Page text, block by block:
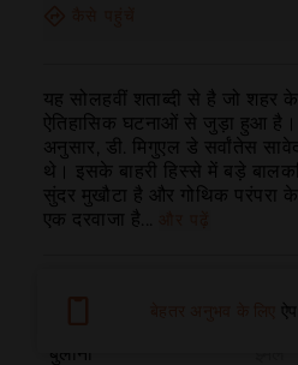
यह सोलहवीं शताब्दी से है जो शहर के
ऐतिहासिक घटनाओं से जुड़ा हुआ है।
अनुसार, डी. मिगुएल डे सर्वांतेस
थे। इसके बाहरी हिस्से में बड़े
सुंदर मुखौटा है और गोथिक परंपरा
एक दरवाजा है...
बुलाना